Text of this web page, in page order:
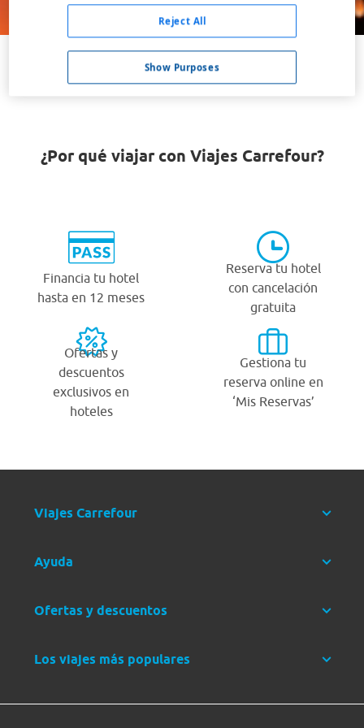
Buscar
VER TODOS LOS HOTELES BARATOS EN SULLIVAN
¿Por qué viajar con Viajes Carrefour?
Financia tu hotel
hasta en 12 meses
Reserva tu hotel
con cancelación
gratuita
Ofertas y
descuentos
exclusivos en
hoteles
Gestiona tu
reserva online en
‘Mis Reservas’
Viajes Carrefour
Ayuda
Ofertas y descuentos
Los viajes más populares
Show Purposes
Reject All